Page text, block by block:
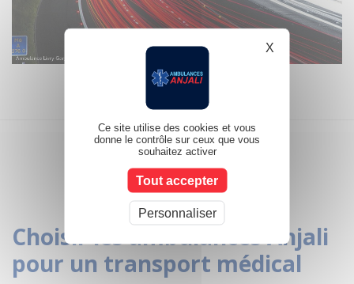
Choisir les ambulances Anjali
pour un transport médical
Ce site utilise des cookies et vous
donne le contrôle sur ceux que vous
souhaitez activer
Tout accepter
Personnaliser
X Masquer le